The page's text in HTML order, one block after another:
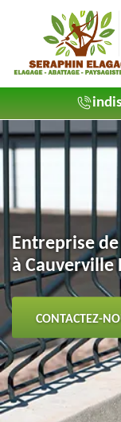
Entreprise
à Cauverville
CONTACTEZ-